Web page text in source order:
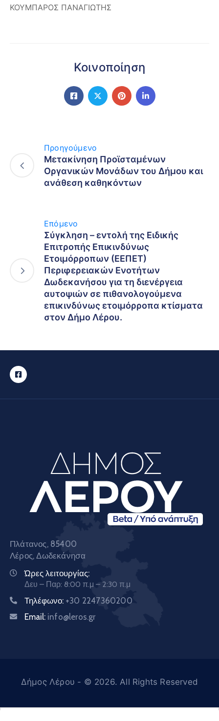
ΚΟΥΜΠΑΡΟΣ ΠΑΝΑΓΙΩΤΗΣ
Κοινοποίηση
Προηγούμενο
Μετακίνηση Προϊσταμένων
Οργανικών Μονάδων του Δήμου και
ανάθεση καθηκόντων
Επόμενο
Σύγκληση – εντολή της Ειδικής
Επιτροπής Επικινδύνως
Ετοιμόρροπων (ΕΕΠΕΤ)
Περιφερειακών Ενοτήτων
Δωδεκανήσου για τη διενέργεια
αυτοψιών σε πιθανολογούμενα
επικινδύνως ετοιμόρροπα κτίσματα
στον Δήμο Λέρου.
Πλάτανος, 85400
Λέρος, Δωδεκάνησα
Ώρες λειτουργίας:
Δευ – Παρ: 8:00 π.μ – 2:30 π.μ
Τηλέφωνο: +30 2247360200
Email: info@leros.gr
Δήμος Λέρου - © 2026. All Rights Reserved